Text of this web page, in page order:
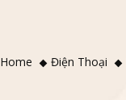
Home Điện Thoại